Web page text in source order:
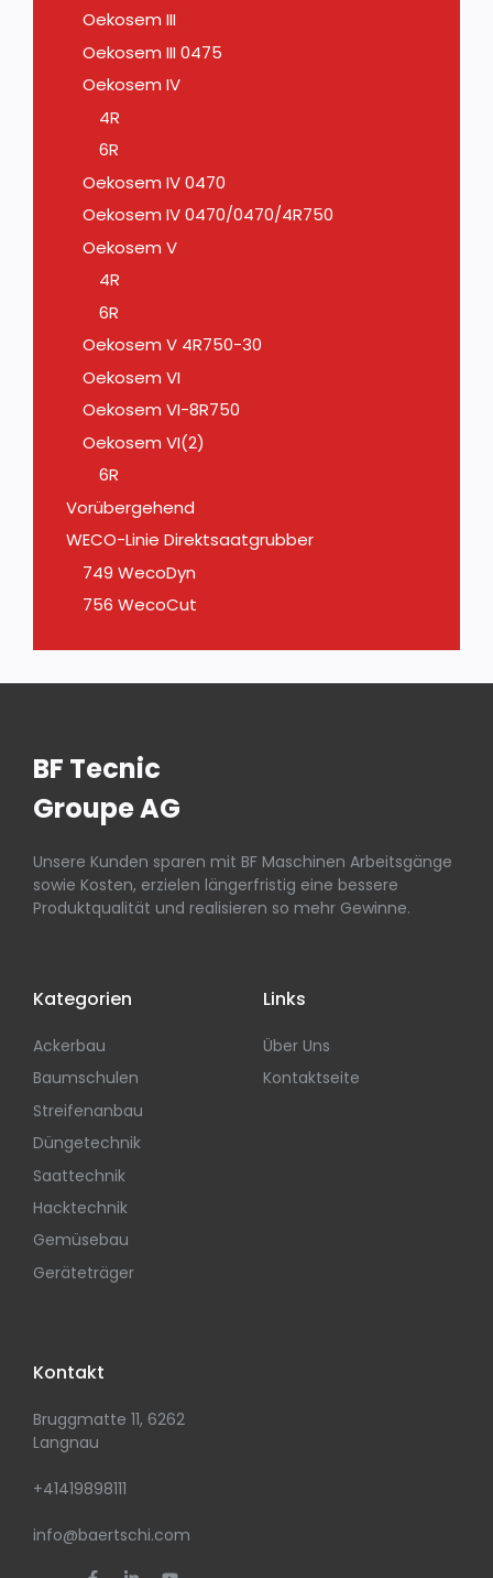
Oekosem III
Oekosem III 0475
Oekosem IV
4R
6R
Oekosem IV 0470
Oekosem IV 0470/0470/4R750
Oekosem V
4R
6R
Oekosem V 4R750-30
Oekosem VI
Oekosem VI-8R750
Oekosem VI(2)
6R
Vorübergehend
WECO-Linie Direktsaatgrubber
749 WecoDyn
756 WecoCut
BF Tecnic
Groupe AG
Unsere Kunden sparen mit BF Maschinen Arbeitsgänge
sowie Kosten, erzielen längerfristig eine bessere
Produktqualität und realisieren so mehr Gewinne.
Kategorien
Ackerbau
Baumschulen
Streifenanbau
Düngetechnik
Saattechnik
Hacktechnik
Gemüsebau
Geräteträger
Links
Über Uns
Kontaktseite
Kontakt
Bruggmatte 11, 6262
Langnau
+41419898111
info@baertschi.com